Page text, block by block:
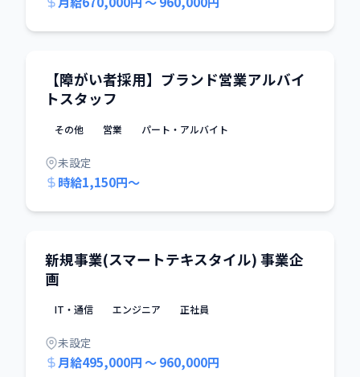
【障がい者採用】ブランド営業アルバイ
トスタッフ
その他 営業 パート・アルバイト
未設定
時給1,150円〜
新規事業(スマートテキスタイル) 事業企
画
IT・通信 エンジニア 正社員
未設定
月給495,000円 〜 960,000円